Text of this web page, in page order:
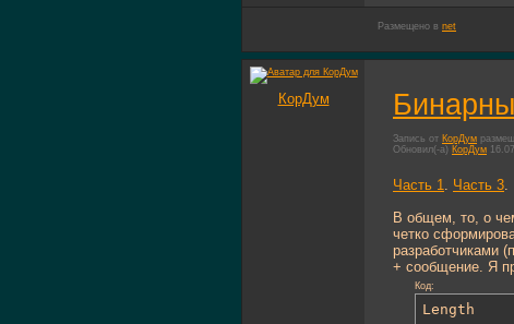
Размещено в net
КорДум
Запись от КорДум
Обновил(-а) КорДум
Часть 1. Часть 3.
В общем, то, о
четко
разработчиками
+ сообщение. Я
Код:
Length